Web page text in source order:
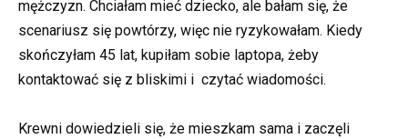
mężczyzn. Chciałam mieć dziecko, ale bałam się, że
scenariusz się powtórzy, więc nie ryzykowałam. Kiedy
skończyłam 45 lat, kupiłam sobie laptopa, żeby
kontaktować się z bliskimi i czytać wiadomości.
Krewni dowiedzieli się, że mieszkam sama i zaczęli